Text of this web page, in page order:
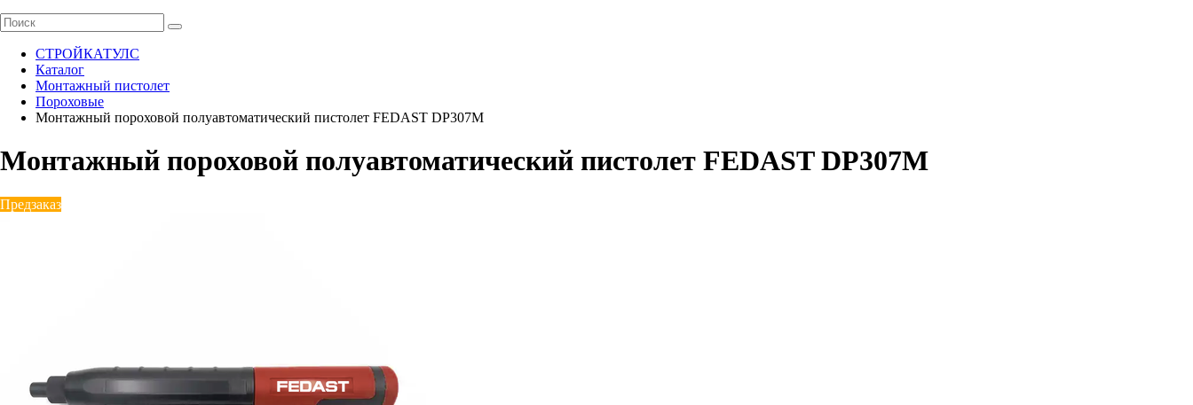
СТРОЙКАТУЛС
Каталог
Монтажный пистолет
Пороховые
Монтажный пороховой полуавтоматический пистолет FEDAST DP307M
Монтажный пороховой полуавтоматический пистолет FEDAST DP307M
Предзаказ